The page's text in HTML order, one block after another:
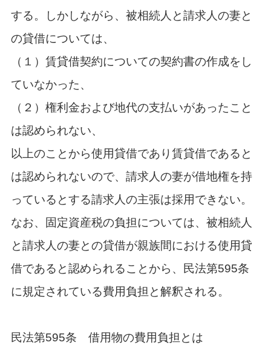
する。しかしながら、被相続人と請求人の妻と
の貸借については、
（１）賃貸借契約についての契約書の作成をし
ていなかった、
（２）権利金および地代の支払いがあったこと
は認められない、
以上のことから使用貸借であり賃貸借であると
は認められないので、請求人の妻が借地権を持
っているとする請求人の主張は採用できない。
なお、固定資産税の負担については、被相続人
と請求人の妻との貸借が親族間における使用貸
借であると認められることから、民法第595条
に規定されている費用負担と解釈される。
民法第595条 借用物の費用負担とは